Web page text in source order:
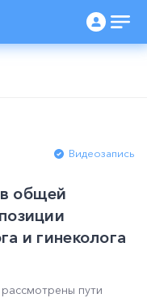
Видеозапись
общей
и гинеколога
пути